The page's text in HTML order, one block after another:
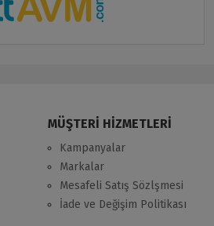
MÜŞTERİ HİZMETLERİ
Kampanyalar
Markalar
Mesafeli Satış Sözlşmesi
İade ve Değişim Politikası